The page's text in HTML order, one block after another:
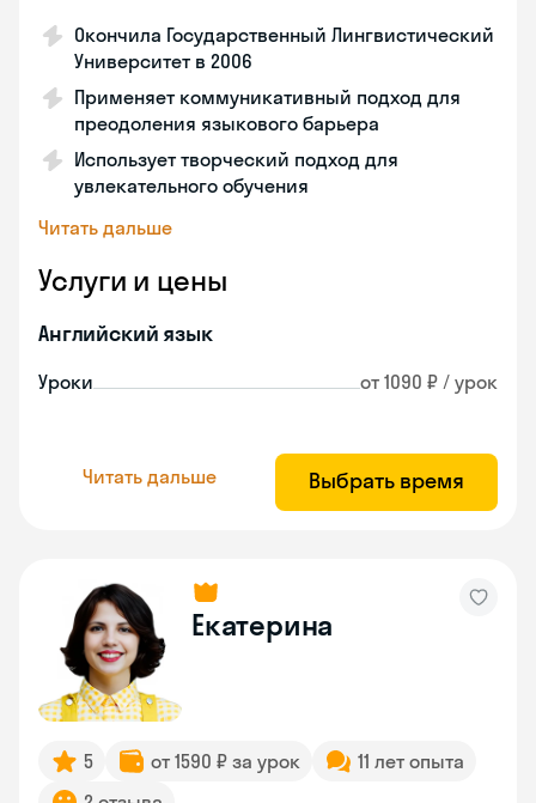
Окончила Государственный Лингвистический
Университет в 2006
Применяет коммуникативный подход для
преодоления языкового барьера
Использует творческий подход для
увлекательного обучения
Читать дальше
Услуги и цены
Английский язык
Уроки от 1090 ₽ / урок
Читать дальше Выбрать время
Екатерина
5 от 1590 ₽ за урок
11 лет опыта